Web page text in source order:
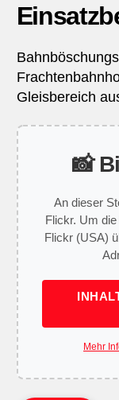
Gleisbereich
📸
An dieser
Flickr. Um
Flickr (USA)
Mehr